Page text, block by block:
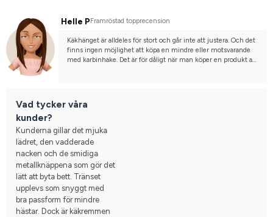
Helle P Framröstad topprecension
Käkhänget är alldeles för stort och går inte att justera. Och det
finns ingen möjlighet att köpa en mindre eller motsvarande
med karbinhake. Det är för dåligt när man köper en produkt att
Vad tycker våra
kunder?
Kunderna gillar det mjuka
lädret, den vadderade
nacken och de smidiga
metallknäppena som gör det
lätt att byta bett. Tränset
upplevs som snyggt med
bra passform för mindre
hästar. Dock är käkremmen